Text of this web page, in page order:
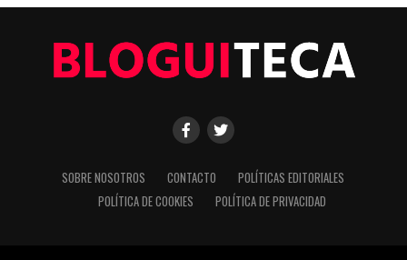
bandeja de plata.
SOBRE NOSOTROS CONTACTO
POLÍTICAS EDITORIALES
POLÍTICA DE COOKIES
POLÍTICA DE PRIVACIDAD